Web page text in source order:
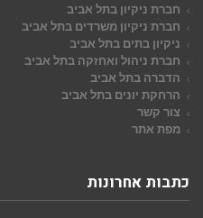
חברת ניקיון בתל אביב
חברת ניקיון משרדים בתל אביב
ניקיון בתים בתל אביב
חברת ניהול ואחזקה בתל אביב
הדברה בתל אביב
הרחקת יונים בתל אביב
צור קשר
מפת אתר
כתבות אחרונות